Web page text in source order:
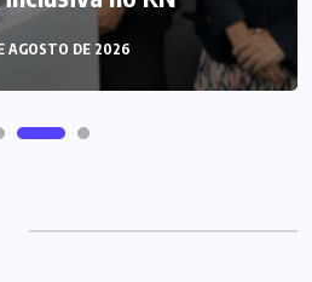
AGOSTO DE 2026